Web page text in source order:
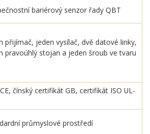
bariérový senzor řady QBT
přijímač, jeden vysílač, dvě datové linky,
pravoúhlý stojan a jeden šroub ve tvaru
čínský certifikát GB, certifikát ISO UL-
průmyslové prostředí